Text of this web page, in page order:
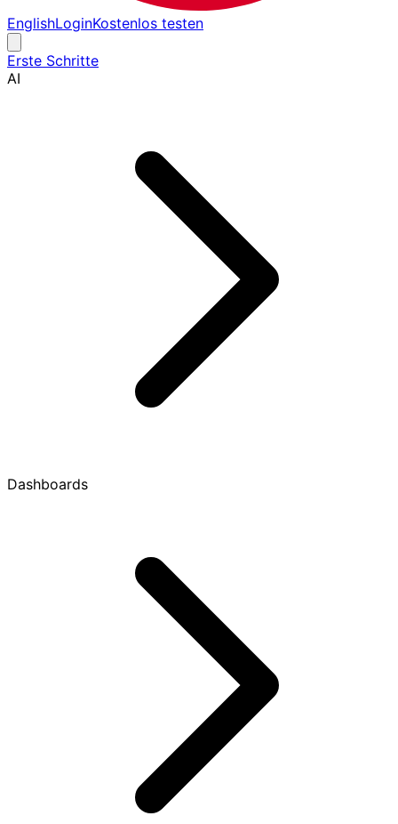
EnglishLoginKostenlos testen
Erste Schritte
AI
Dashboards